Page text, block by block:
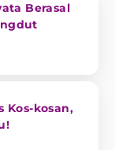
Berasal
Kos-kosan,